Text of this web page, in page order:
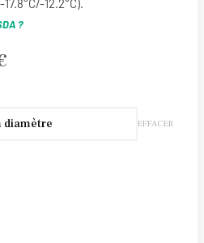
12.2°C).
?
EFFACER